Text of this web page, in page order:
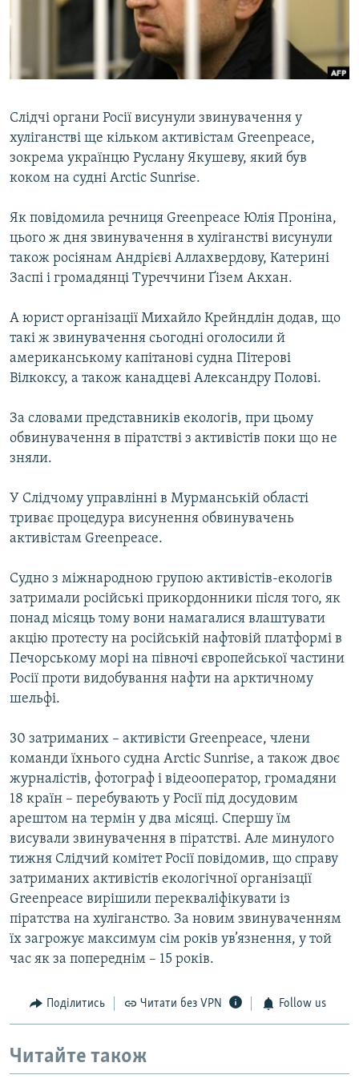
УКРАЇНСЬКА ПРОБЛЕМА КРИМУ
Усі сайти RFE/RL
Слідчі органи Росії висунули звинувачення у
хуліганстві ще кільком активістам Greenpeace,
зокрема українцю Руслану Якушеву, який був
коком на судні Arctic Sunrise.
Як повідомила речниця Greenpeace Юлія Проніна,
цього ж дня звинувачення в хуліганстві висунули
також росіянам Андрієві Аллахвердову, Катерині
Заспі і громадянці Туреччини Ґізем Акхан.
А юрист організації Михайло Крейндлін додав, що
такі ж звинувачення сьогодні оголосили й
американському капітанові судна Пітерові
Вілкоксу, а також канадцеві Александру Полові.
За словами представників екологів, при цьому
обвинувачення в піратстві з активістів поки що не
зняли.
У Слідчому управлінні в Мурманській області
триває процедура висунення обвинувачень
активістам Greenpeace.
Судно з міжнародною групою активістів-екологів
затримали російські прикордонники після того, як
понад місяць тому вони намагалися влаштувати
акцію протесту на російській нафтовій платформі в
Печорському морі на півночі європейської частини
Росії проти видобування нафти на арктичному
шельфі.
30 затриманих – активісти Greenpeace, члени
команди їхнього судна Arctic Sunrise, а також двоє
журналістів, фотограф і відеооператор, громадяни
18 країн – перебувають у Росії під досудовим
арештом на термін у два місяці. Спершу їм
висували звинувачення в піратстві. Але минулого
тижня Слідчий комітет Росії повідомив, що справу
затриманих активістів екологічної організації
Greenpeace вирішили перекваліфікувати із
піратства на хуліганство. За новим звинуваченням
їх загрожує максимум сім років ув’язнення, у той
час як за попереднім – 15 років.
Поділитись Читати без VPN Follow us
Читайте також